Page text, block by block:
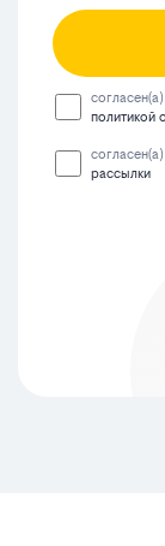
политикой
рассылки